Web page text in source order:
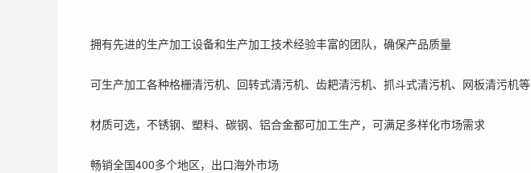
拥有先进的生产加工设备和生产加工技术经验丰富的团队，确保产品质量
可生产加工各种格栅清污机、回转式清污机、齿耙清污机、抓斗式清污机、网板清污机等
材质可选，不锈钢、塑料、碳钢、铝合金都可加工生产，可满足多样化市场需求
畅销全国400多个地区，出口海外市场